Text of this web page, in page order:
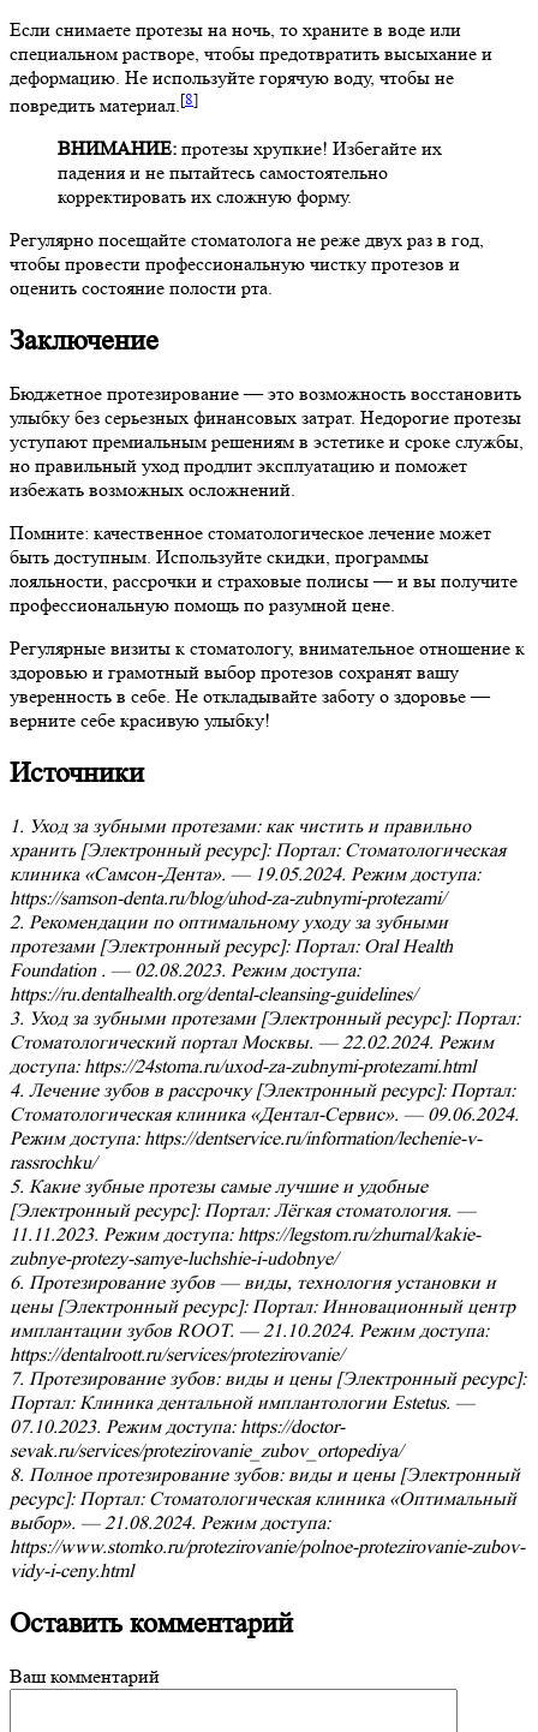
Если снимаете протезы на ночь, то храните в воде или
специальном растворе, чтобы предотвратить высыхание и
деформацию. Не используйте горячую воду, чтобы не
повредить материал.[8]
ВНИМАНИЕ: протезы хрупкие! Избегайте их
падения и не пытайтесь самостоятельно
корректировать их сложную форму.
Регулярно посещайте стоматолога не реже двух раз в год,
чтобы провести профессиональную чистку протезов и
оценить состояние полости рта.
Заключение
Бюджетное протезирование — это возможность восстановить
улыбку без серьезных финансовых затрат. Недорогие протезы
уступают премиальным решениям в эстетике и сроке службы,
но правильный уход продлит эксплуатацию и поможет
избежать возможных осложнений.
Помните: качественное стоматологическое лечение может
быть доступным. Используйте скидки, программы
лояльности, рассрочки и страховые полисы — и вы получите
профессиональную помощь по разумной цене.
Регулярные визиты к стоматологу, внимательное отношение к
здоровью и грамотный выбор протезов сохранят вашу
уверенность в себе. Не откладывайте заботу о здоровье —
верните себе красивую улыбку!
Источники
1. Уход за зубными протезами: как чистить и правильно
хранить [Электронный ресурс]: Портал: Стоматологическая
клиника «Самсон-Дента». — 19.05.2024. Режим доступа:
https://samson-denta.ru/blog/uhod-za-zubnymi-protezami/
2. Рекомендации по оптимальному уходу за зубными
протезами [Электронный ресурс]: Портал: Oral Health
Foundation . — 02.08.2023. Режим доступа:
https://ru.dentalhealth.org/dental-cleansing-guidelines/
3. Уход за зубными протезами [Электронный ресурс]: Портал:
Стоматологический портал Москвы. — 22.02.2024. Режим
доступа: https://24stoma.ru/uxod-za-zubnymi-protezami.html
4. Лечение зубов в рассрочку [Электронный ресурс]: Портал:
Стоматологическая клиника «Дентал-Сервис». — 09.06.2024.
Режим доступа: https://dentservice.ru/information/lechenie-v-
rassrochku/
5. Какие зубные протезы самые лучшие и удобные
[Электронный ресурс]: Портал: Лёгкая стоматология. —
11.11.2023. Режим доступа: https://legstom.ru/zhurnal/kakie-
zubnye-protezy-samye-luchshie-i-udobnye/
6. Протезирование зубов — виды, технология установки и
цены [Электронный ресурс]: Портал: Инновационный центр
имплантации зубов ROOT. — 21.10.2024. Режим доступа:
https://dentalroott.ru/services/protezirovanie/
7. Протезирование зубов: виды и цены [Электронный ресурс]:
Портал: Клиника дентальной имплантологии Estetus. —
07.10.2023. Режим доступа: https://doctor-
sevak.ru/services/protezirovanie_zubov_ortopediya/
8. Полное протезирование зубов: виды и цены [Электронный
ресурс]: Портал: Стоматологическая клиника «Оптимальный
выбор». — 21.08.2024. Режим доступа:
https://www.stomko.ru/protezirovanie/polnoe-protezirovanie-zubov-
vidy-i-ceny.html
Оставить комментарий
Ваш комментарий